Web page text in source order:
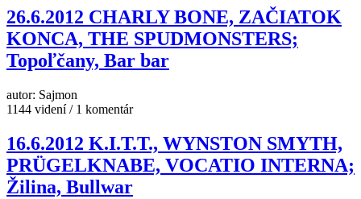
26.6.2012 CHARLY BONE, ZAČIATOK
KONCA, THE SPUDMONSTERS;
Topoľčany, Bar bar
autor: Sajmon
1144 videní / 1 komentár
16.6.2012 K.I.T.T., WYNSTON SMYTH,
PRÜGELKNABE, VOCATIO INTERNA;
Žilina, Bullwar